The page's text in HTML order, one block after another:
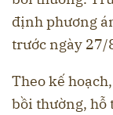
định phương
trước ngày 27/
Theo kế
bồi thường, hỗ